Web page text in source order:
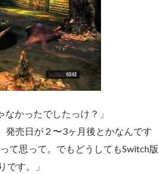
かったでしたっけ？」
発売日が２〜3ヶ月後とかなんです
て思って。でもどうしてもSwitch版
です。」